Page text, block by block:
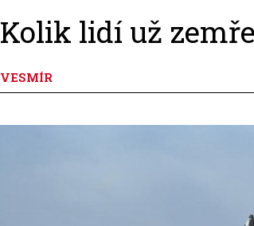
Kolik lidí už
VESMÍR